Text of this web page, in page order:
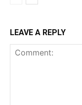
LEAVE A REPLY